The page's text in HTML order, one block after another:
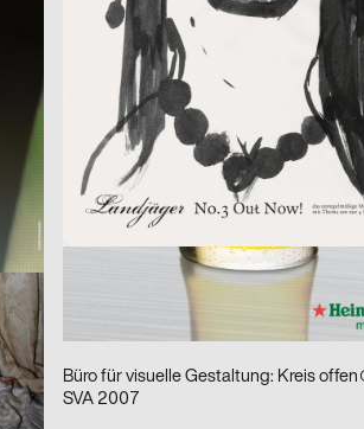
Volker Kühn
Jenny Scobel
2007
Sebastian Cremers, Daniel Schludi
Lost Identity
2007
Perndl + Co Design
Mini MAK im Advent
2006
S A N A A – Lecture
2005
Büro für visuelle Gestaltung: Kreis offen
SVA 2007